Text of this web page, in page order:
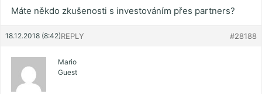
Máte někdo zkušenosti s investováním přes partners?
18.12.2018 (8:42) #28188
REPLY
Mario
Guest